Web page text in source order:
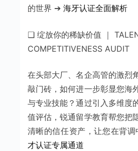
的世界 ➔ 海牙认证全面解析
❑ 绽放你的稀缺价值 ｜
COMPETITIVENESS AUDIT
在头部大厂、名企高管的激烈
敲门砖，如何进一步彰显您海
与专业技能？通过引入多维度
值评估，锐通留学教育帮您把
清晰的信任资产，让您在背
才认证专属通道